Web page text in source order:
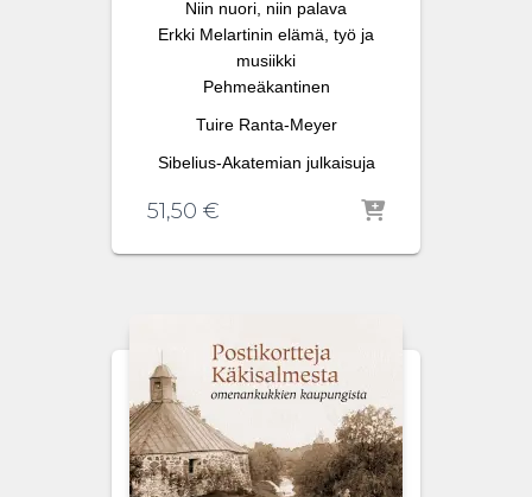
Niin nuori, niin palava
Erkki Melartinin elämä, työ ja
musiikki
Pehmeäkantinen
Tuire Ranta-Meyer
Sibelius-Akatemian julkaisuja
51,50 €